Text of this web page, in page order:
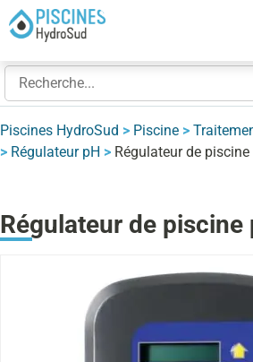
Piscines HydroSud > Piscine >
> Régulateur pH > Régulateur de piscine
Régulateur de piscine